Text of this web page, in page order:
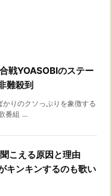
戦YOASOBIのステー
難殺到
りのクソっぷりを象徴する
番組 ...
こえる原因と理由
キンキンするのも歌い